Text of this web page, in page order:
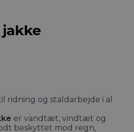
jakke
ridning og staldarbejde i al
er vandtæt, vindtæt og
beskyttet mod regn,